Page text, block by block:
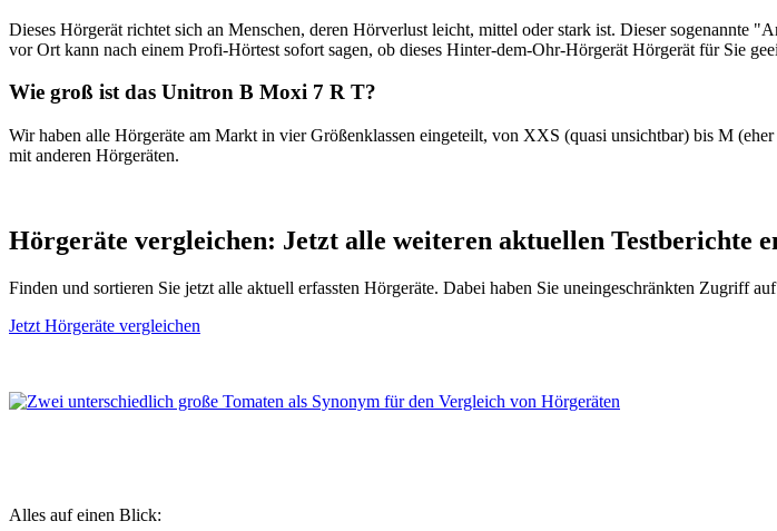
Dieses Hörgerät richtet sich an Menschen, deren Hörverlust leicht, mittel oder stark ist. Dieser sogenannte
vor Ort kann nach einem Profi-Hörtest sofort sagen, ob dieses Hinter-dem-Ohr-Hörgerät Hörgerät für Sie
Wie groß ist das Unitron B Moxi 7 R T?
Wir haben alle Hörgeräte am Markt in vier Größenklassen eingeteilt, von XXS (quasi unsichtbar) bis M
mit anderen Hörgeräten.
Hörgeräte vergleichen: Jetzt alle weiteren aktuellen Testberichte
Finden und sortieren Sie jetzt alle aktuell erfassten Hörgeräte. Dabei haben Sie uneingeschränkten Zugriff
Jetzt Hörgeräte vergleichen
Alles auf einen Blick: